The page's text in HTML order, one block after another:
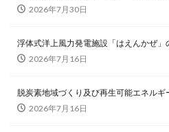
2026年7月30日
浮体式洋上風力発電施設「はえんかぜ」
2026年7月16日
脱炭素地域づくり及び再生可能エネル
2026年7月16日